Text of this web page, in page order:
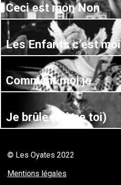
Ceci est mon Non
Les Enfants c’est moi
Comment moi je
Je brûle (d’être toi)
© Les Oyates 2022
Mentions légales